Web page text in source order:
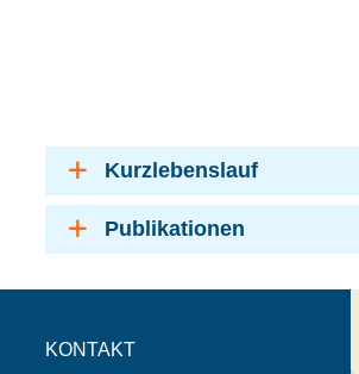
Kurzlebenslauf
Publikationen
KONTAKT